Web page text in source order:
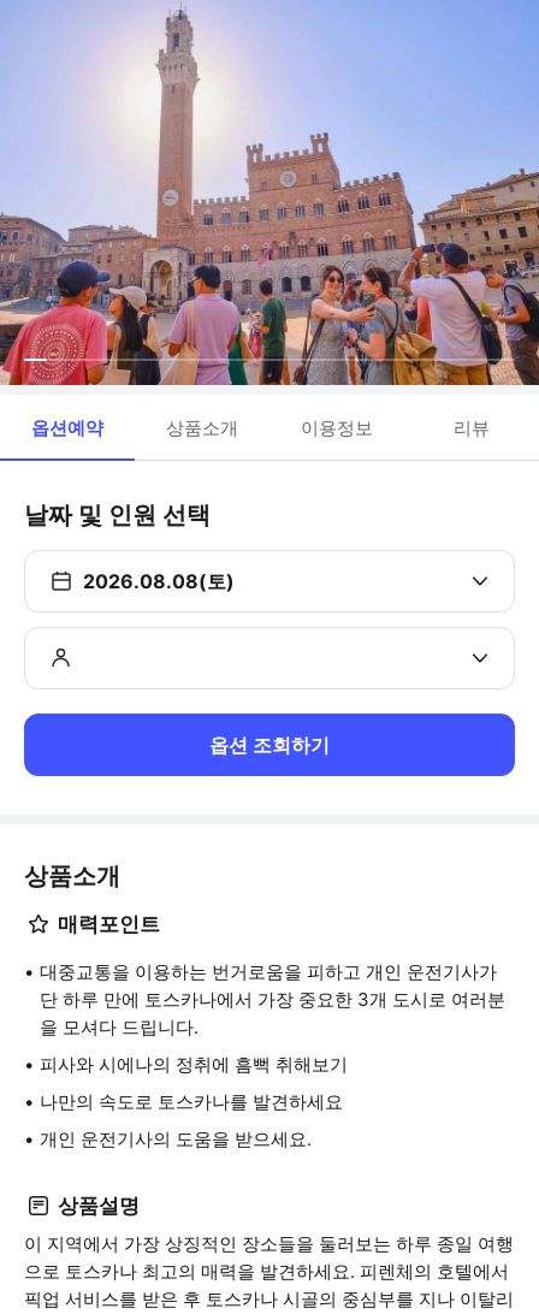
옵션예약 상품소개 이용정보 리뷰
날짜 및 인원 선택
2026.08.08(토)
옵션 조회하기
상품소개
매력포인트
대중교통을 이용하는 번거로움을 피하고 개인 운전기사가
단 하루 만에 토스카나에서 가장 중요한 3개 도시로 여러분
을 모셔다 드립니다.
피사와 시에나의 정취에 흠뻑 취해보기
나만의 속도로 토스카나를 발견하세요
개인 운전기사의 도움을 받으세요.
상품설명
이 지역에서 가장 상징적인 장소들을 둘러보는 하루 종일 여행
으로 토스카나 최고의 매력을 발견하세요. 피렌체의 호텔에서
픽업 서비스를 받은 후 토스카나 시골의 중심부를 지나 이탈리